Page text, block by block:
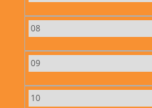
08
09
10